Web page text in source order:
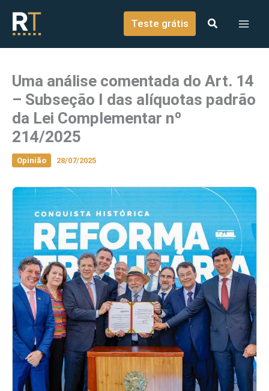
conteúdo
Teste grátis
Uma análise comentada do Art. 14
– Subseção I das alíquotas padrão
da Lei Complementar nº
214/2025
Opinião 28/07/2025